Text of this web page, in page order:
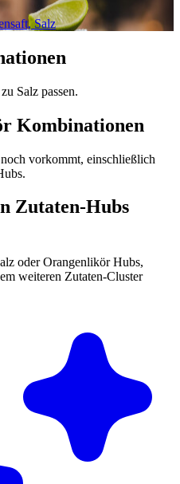
Salz
Salz passen.
Kombinationen
vorkommt, einschließlich
Zutaten-Hubs
oder Orangenlikör Hubs,
weiteren Zutaten-Cluster